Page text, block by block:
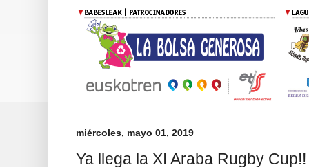
miércoles, mayo 01, 2019
Ya llega la XI Araba Rugby Cup!!